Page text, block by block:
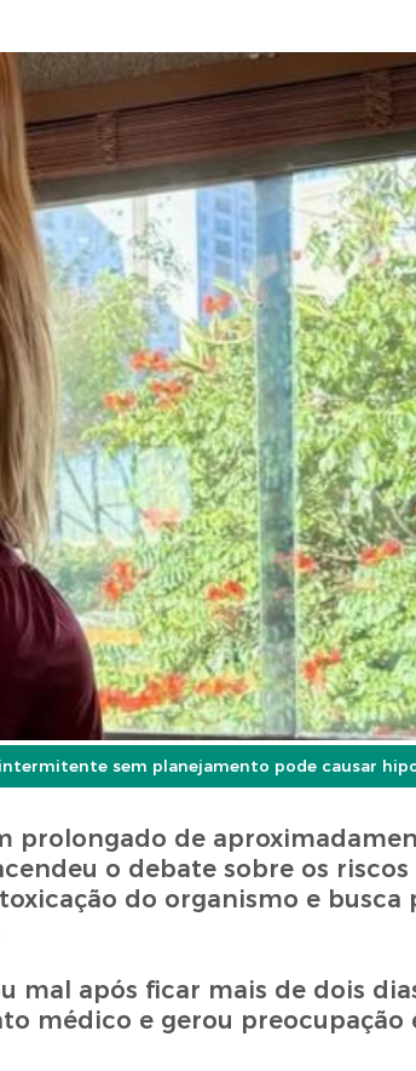
sem planejamento pode causar
prolongado de
o debate sobre os riscos
do organismo e busca
mal após ficar mais de dois
médico e gerou preocupação